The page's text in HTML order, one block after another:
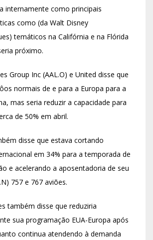
internamente como principais
como (da Walt Disney
temáticos na Califórnia e na Flórida
próximo.
Group Inc (AAL.O) e United disse que
normais de e para a Europa para a
mas seria reduzir a capacidade para
de 50% em abril.
disse que estava cortando
em 34% para a temporada de
e acelerando a aposentadoria de seu
757 e 767 aviões.
também disse que reduziria
sua programação EUA-Europa após
continua atendendo à demanda